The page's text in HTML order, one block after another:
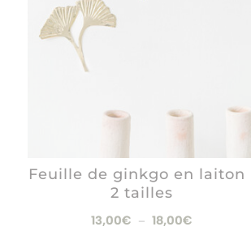
Feuille de ginkgo en laiton
2 tailles
13,00€ – 18,00€